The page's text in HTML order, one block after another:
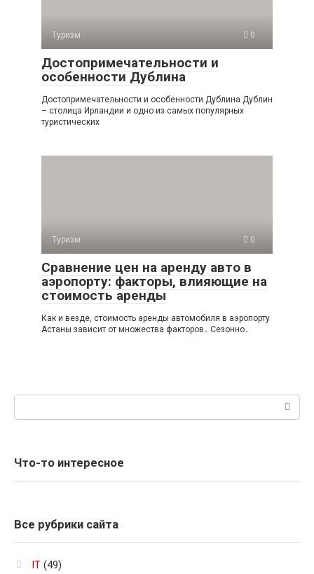
Туризм 0
Достопримечательности и
особенности Дублина
Достопримечательности и особенности Дублина Дублин
– столица Ирландии и одно из самых популярных
туристических
Туризм 0
Сравнение цен на аренду авто в
аэропорту: факторы, влияющие на
стоимость аренды
Как и везде, стоимость аренды автомобиля в аэропорту
Астаны зависит от множества факторов․ Сезонно․
Что-то интересное
Все рубрики сайта
IT (49)